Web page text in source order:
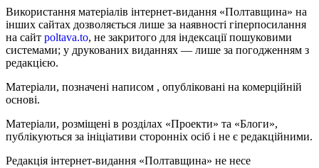
Використання матеріалів інтернет-видання «Полтавщина» на
інших сайтах дозволяється лише за наявності гіперпосилання
на сайт poltava.to, не закритого для індексації пошуковими
системами; у друкованих виданнях — лише за погодженням з
редакцією.
Матеріали, позначені написом , опубліковані на комерційній
основі.
Матеріали, розміщені в розділах «Проекти» та «Блоги»,
публікуються за ініціативи сторонніх осіб і не є редакційними.
Редакція інтернет-видання «Полтавщина» не несе